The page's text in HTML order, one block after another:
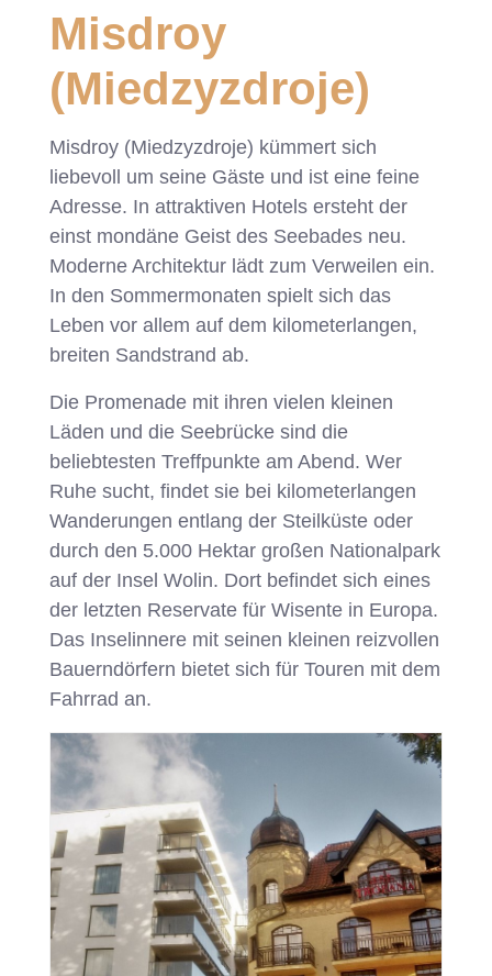
Misdroy
(Miedzyzdroje)
Misdroy (Miedzyzdroje) kümmert sich
liebevoll um seine Gäste und ist eine feine
Adresse. In attraktiven Hotels ersteht der
einst mondäne Geist des Seebades neu.
Moderne Architektur lädt zum Verweilen ein.
In den Sommermonaten spielt sich das
Leben vor allem auf dem kilometerlangen,
breiten Sandstrand ab.
Die Promenade mit ihren vielen kleinen
Läden und die Seebrücke sind die
beliebtesten Treffpunkte am Abend. Wer
Ruhe sucht, findet sie bei kilometerlangen
Wanderungen entlang der Steilküste oder
durch den 5.000 Hektar großen Nationalpark
auf der Insel Wolin. Dort befindet sich eines
der letzten Reservate für Wisente in Europa.
Das Inselinnere mit seinen kleinen reizvollen
Bauerndörfern bietet sich für Touren mit dem
Fahrrad an.